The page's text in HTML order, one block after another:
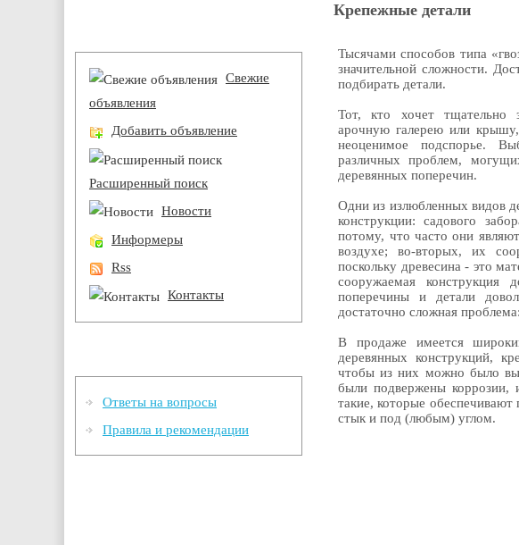
Крепежные детали
Тысячами способов типа
значительной сложности.
подбирать детали.
Тот, кто хочет тщательно
арочную галерею или
неоценимое подспорье.
различных проблем,
деревянных поперечин.
Одни из излюбленных видов
конструкции: садового
потому, что часто они
воздухе; во-вторых, их
поскольку древесина - это
сооружаемая конструкция
поперечины и детали
достаточно сложная
В продаже имеется
деревянных конструкций,
чтобы из них можно было
были подвержены коррозии,
такие, которые обеспечивают
стык и под (любым) углом.
Свежие
объявления
Добавить объявление
Расширенный поиск
Новости
Информеры
Rss
Контакты
Ответы на вопросы
Правила и рекомендации